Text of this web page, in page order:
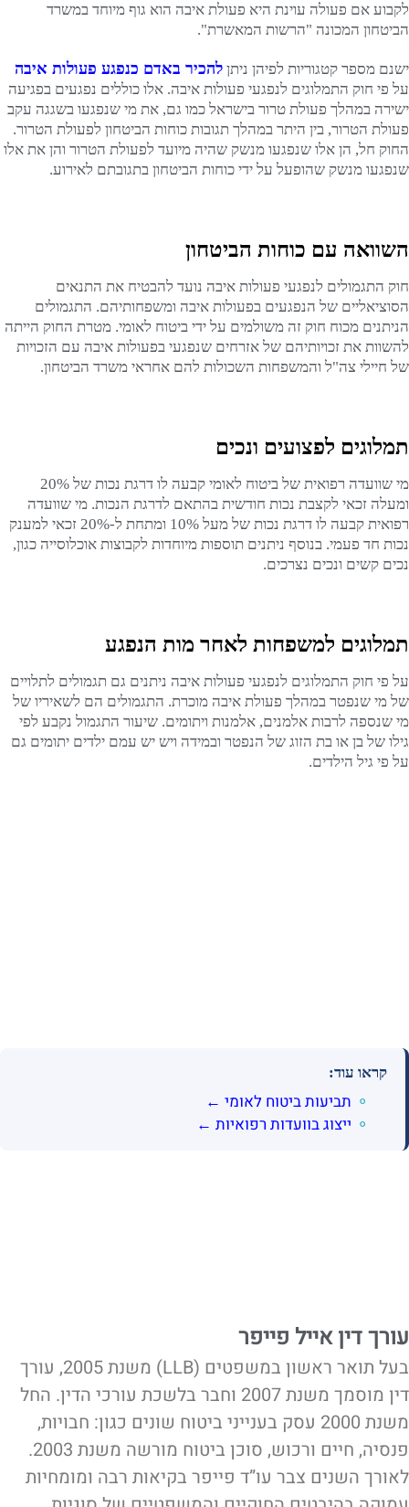
לקבוע אם פעולה עוינת היא פעולת איבה הוא גוף מיוחד במשרד
הביטחון המכונה "הרשות המאשרת".
ישנם מספר קטגוריות לפיהן ניתן להכיר באדם כנפגע פעולות איבה
על פי חוק התמלוגים לנפגעי פעולות איבה. אלו כוללים נפגעים בפגיעה
ישירה במהלך פעולת טרור בישראל כמו גם, את מי שנפגעו בשגגה עקב
פעולת הטרור, בין היתר במהלך תגובות כוחות הביטחון לפעולת הטרור.
החוק חל, הן אלו שנפגעו מנשק שהיה מיועד לפעולת הטרור והן את אלו
שנפגעו מנשק שהופעל על ידי כוחות הביטחון בתגובתם לאירוע.
השוואה עם כוחות הביטחון
חוק התגמולים לנפגעי פעולות איבה נועד להבטיח את התנאים
הסוציאליים של הנפגעים בפעולות איבה ומשפחותיהם. התגמולים
הניתנים מכוח חוק זה משולמים על ידי ביטוח לאומי. מטרת החוק הייתה
להשוות את זכויותיהם של אזרחים שנפגעי בפעולות איבה עם הזכויות
של חיילי צה"ל והמשפחות השכולות להם אחראי משרד הביטחון.
תמלוגים לפצועים ונכים
מי שוועדה רפואית של ביטוח לאומי קבעה לו דרגת נכות של 20%
ומעלה זכאי לקצבת נכות חודשית בהתאם לדרגת הנכות. מי שוועדה
רפואית קבעה לו דרגת נכות של מעל 10% ומתחת ל-20% זכאי למענק
נכות חד פעמי. בנוסף ניתנים תוספות מיוחדות לקבוצות אוכלוסייה כגון,
נכים קשים ונכים נצרכים.
תמלוגים למשפחות לאחר מות הנפגע
על פי חוק התמלוגים לנפגעי פעולות איבה ניתנים גם תגמולים לתלויים
של מי שנפטר במהלך פעולת איבה מוכרת. התגמולים הם לשאיריו של
מי שנספה לרבות אלמנים, אלמנות ויתומים. שיעור התגמול נקבע לפי
גילו של בן או בת הזוג של הנפטר ובמידה ויש יש עמם ילדים יתומים גם
על פי גיל הילדים.
קראו עוד:
תביעות ביטוח לאומי ←
ייצוג בוועדות רפואיות ←
עורך דין אייל פייפר
בעל תואר ראשון במשפטים (LLB) משנת 2005, עורך
דין מוסמך משנת 2007 וחבר בלשכת עורכי הדין. החל
משנת 2000 עסק בענייני ביטוח שונים כגון: חבויות,
פנסיה, חיים ורכוש, סוכן ביטוח מורשה משנת 2003.
לאורך השנים צבר עו”ד פייפר בקיאות רבה ומומחיות